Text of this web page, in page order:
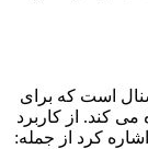
است که برای
کند. از کاربرد
کرد از جمله: